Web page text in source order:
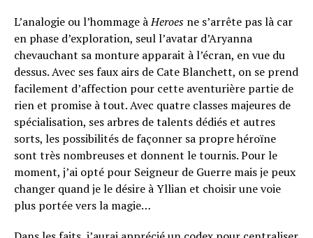
L’analogie ou l’hommage àHeroes ne s’arrête pas là car
en phase d’exploration, seul l’avatar d’Aryanna
chevauchant sa monture apparait à l’écran, en vue du
dessus. Avec ses faux airs de Cate Blanchett, on se prend
facilement d’affection pour cette aventurière partie de
rien et promise à tout. Avec quatre classes majeures de
spécialisation, ses arbres de talents dédiés et autres
sorts, les possibilités de façonner sa propre héroïne
sont très nombreuses et donnent le tournis. Pour le
moment, j’ai opté pour Seigneur de Guerre mais je peux
changer quand je le désire à Yllian et choisir une voie
plus portée vers la magie…